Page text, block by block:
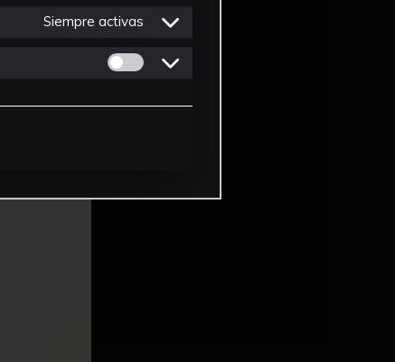
Siempre activas
Permitir cookies de Personalizacion